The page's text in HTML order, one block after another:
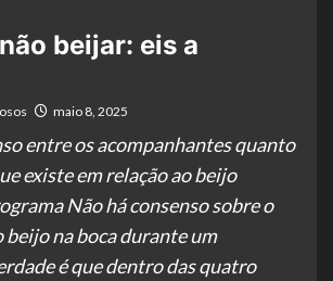
beijar: eis a
maio 8, 2025
entre os acompanhantes quanto
existe em relação ao beijo
Não há consenso sobre o
beijo na boca durante um
é que dentro das quatro